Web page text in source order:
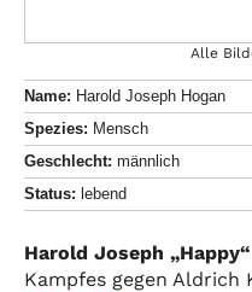
Alle
Name: Harold Joseph Hogan
Spezies: Mensch
Geschlecht: männlich
Status: lebend
Harold Joseph
Kampfes gegen